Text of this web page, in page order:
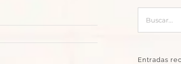
Entradas